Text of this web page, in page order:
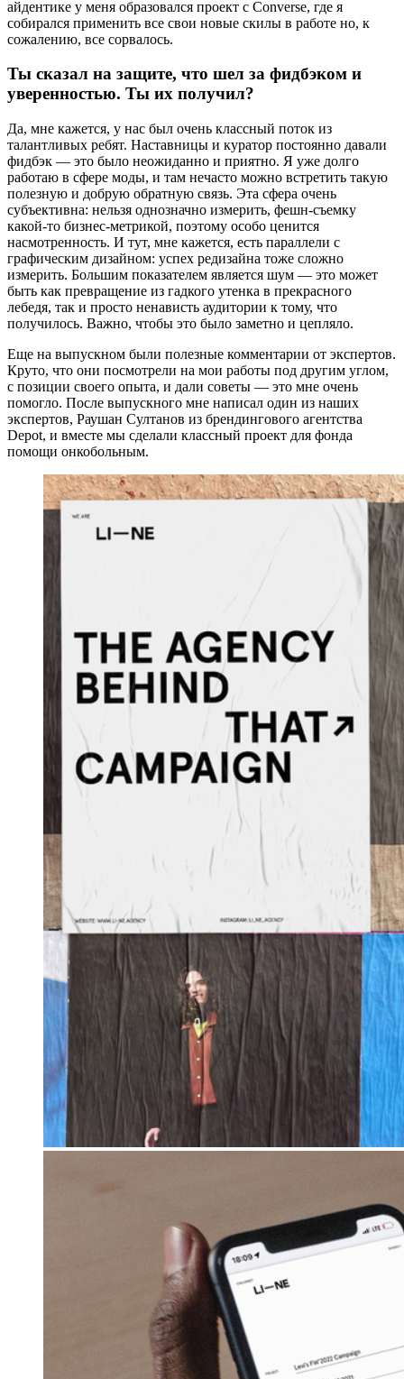
айдентике у меня образовался проект с Converse, где я
собирался применить все свои новые скилы в работе но, к
сожалению, все сорвалось.
Ты сказал на защите, что шел за фидбэком и
уверенностью. Ты их получил?
Да, мне кажется, у нас был очень классный поток из
талантливых ребят. Наставницы и куратор постоянно давали
фидбэк — это было неожиданно и приятно. Я уже долго
работаю в сфере моды, и там нечасто можно встретить такую
полезную и добрую обратную связь. Эта сфера очень
субъективна: нельзя однозначно измерить, фешн-съемку
какой-то бизнес-метрикой, поэтому особо ценится
насмотренность. И тут, мне кажется, есть параллели с
графическим дизайном: успех редизайна тоже сложно
измерить. Большим показателем является шум — это может
быть как превращение из гадкого утенка в прекрасного
лебедя, так и просто ненависть аудитории к тому, что
получилось. Важно, чтобы это было заметно и цепляло.
Еще на выпускном были полезные комментарии от экспертов.
Круто, что они посмотрели на мои работы под другим углом,
с позиции своего опыта, и дали советы — это мне очень
помогло. После выпускного мне написал один из наших
экспертов, Раушан Султанов из брендингового агентства
Depot, и вместе мы сделали классный проект для фонда
помощи онкобольным.